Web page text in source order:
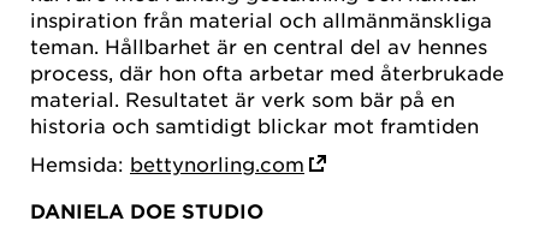
inspiration från material och allmänmänskliga
teman. Hållbarhet är en central del av hennes
process, där hon ofta arbetar med återbrukade
material. Resultatet är verk som bär på en
historia och samtidigt blickar mot framtiden
Hemsida: bettynorling.com
DANIELA DOE STUDIO